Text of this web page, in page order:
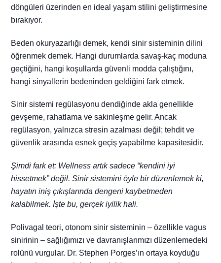
döngüleri üzerinden en ideal yaşam stilini geliştirmesine
bırakıyor.
Beden okuryazarlığı demek, kendi sinir sisteminin dilini
öğrenmek demek. Hangi durumlarda savaş-kaç moduna
geçtiğini, hangi koşullarda güvenli modda çalıştığını,
hangi sinyallerin bedeninden geldiğini fark etmek.
Sinir sistemi regülasyonu dendiğinde akla genellikle
gevşeme, rahatlama ve sakinleşme gelir. Ancak
regülasyon, yalnızca stresin azalması değil; tehdit ve
güvenlik arasında esnek geçiş yapabilme kapasitesidir.
Şimdi fark et: Wellness artık sadece “kendini iyi
hissetmek” değil. Sinir sistemini öyle bir düzenlemek ki,
hayatın iniş çıkışlarında dengeni kaybetmeden
kalabilmek. İşte bu, gerçek iyilik hali.
Polivagal teori, otonom sinir sisteminin – özellikle vagus
sinirinin – sağlığımızı ve davranışlarımızı düzenlemedeki
rolünü vurgular. Dr. Stephen Porges’ın ortaya koyduğu